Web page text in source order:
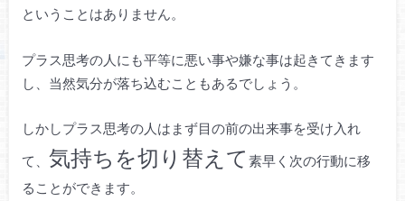
ということはありません。
プラス思考の人にも平等に悪い事や嫌な事は起きてきます
し、当然気分が落ち込むこともあるでしょう。
しかしプラス思考の人はまず目の前の出来事を受け入れ
て、 気持ちを切り替えて 素早く次の行動に移
ることができます。